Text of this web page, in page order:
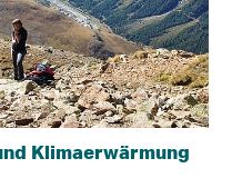
Klimaerwärmung